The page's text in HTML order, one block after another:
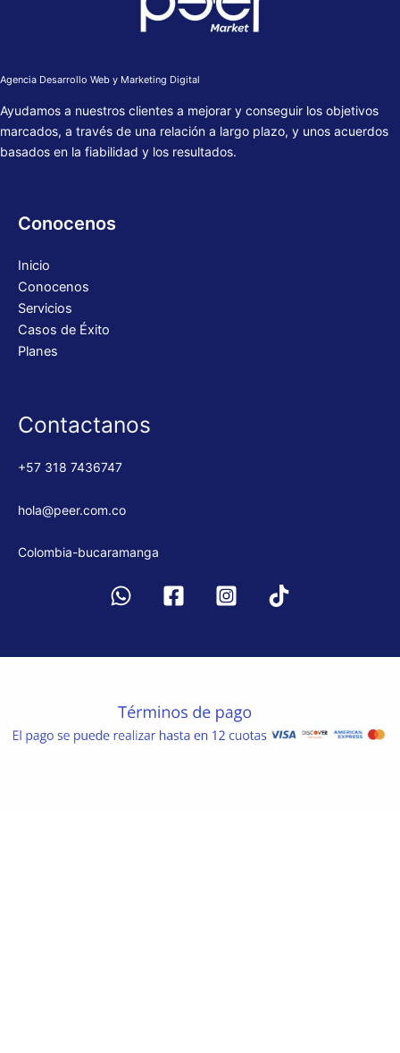
Agencia Desarrollo Web y Marketing Digital
Ayudamos a nuestros clientes a mejorar y conseguir los objetivos
marcados, a través de una relación a largo plazo, y unos acuerdos
basados en la fiabilidad y los resultados.
Conocenos
Inicio
Conocenos
Servicios
Casos de Éxito
Planes
Contactanos
+57 318 7436747
hola@peer.com.co
Colombia-bucaramanga